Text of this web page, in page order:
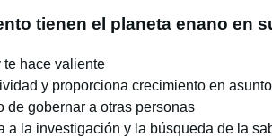
tienen el planeta enano en
te hace valiente
y proporciona crecimiento en
de gobernar a otras personas
a la investigación y la búsqueda de la